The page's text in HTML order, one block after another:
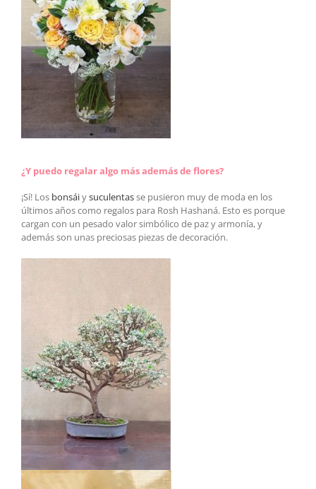
¿Y puedo regalar algo más además de flores?
¡Sí! Los bonsáiysuculentasse pusieron muy de moda en los
últimos años como regalos para Rosh Hashaná. Esto es porque
cargan con un pesado valor simbólico de paz y armonía, y
además son unas preciosas piezas de decoración.